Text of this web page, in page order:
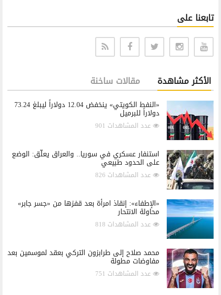
تابعنا على
الأكثر مشاهدة مقالات ساخنة
«النفط الكويتي» ينخفض 12.04 دولاراً ليبلغ 73.24
دولاراً للبرميل
عدد المشاهدات 901
استنفار عسكري في سوريا.. والعراق يعلّق: الوضع
على الحدود طبيعي
عدد المشاهدات 826
«الإطفاء»: إنقاذ امرأة بعد قفزها من «جسر جابر»
محاولة الانتحار
عدد المشاهدات 818
محمد صلاح إلى طرابزون التركي بعقد لموسمين بعد
مفاوضات مطولة
عدد المشاهدات 751